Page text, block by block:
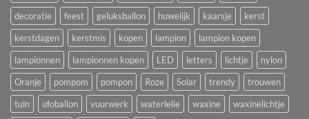
decoratie
feest geluksballon huwelijk kaarsje
kerst
kerstdagen
kerstmis kopen lampion
lampion kopen
lampionnen
lampionnen kopen LED letters lichtje
nylon
Oranje
pompom pompon Roze Solar trendy
trouwen
tuin
ufoballon vuurwerk waterlelie waxine
waxinelichtje